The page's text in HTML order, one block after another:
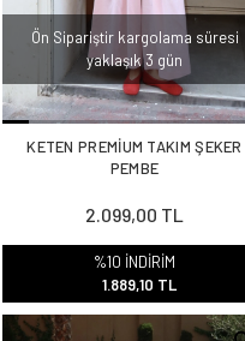
Ön Sipariştir kargolama süresi
yaklaşık 3 gün
KETEN PREMİUM TAKIM ŞEKER
PEMBE
2.099,00 TL
%10 İNDİRİM
1.889,10 TL